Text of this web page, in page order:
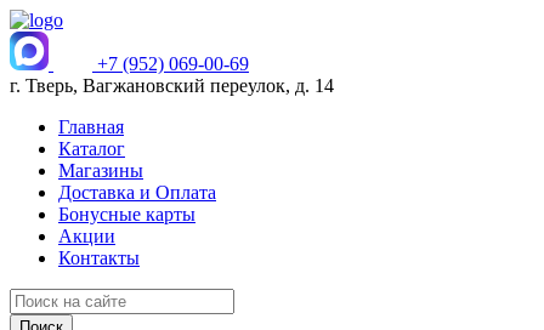
+7 (952) 069-00-69
г. Тверь, Вагжановский переулок, д. 14
Главная
Каталог
Магазины
Доставка и Оплата
Бонусные карты
Акции
Контакты